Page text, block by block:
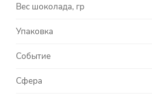
Вес шоколада, гр
Упаковка
Событие
Сфера